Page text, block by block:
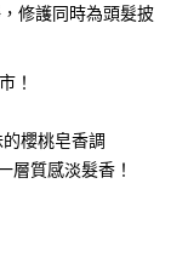
修護同時為頭髮披
！
櫻桃皂香調
層質感淡髮香！